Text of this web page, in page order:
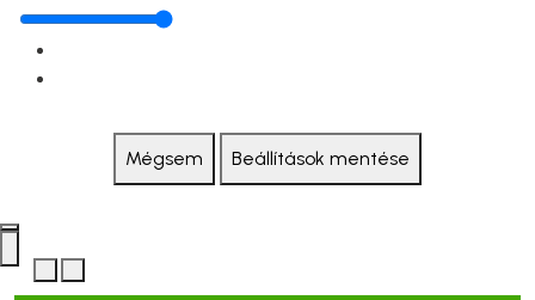
Mégsem Beállítások mentése